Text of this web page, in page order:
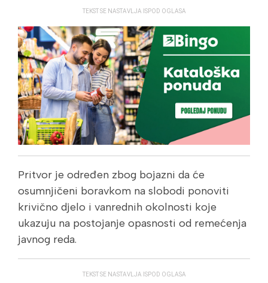
TEKST SE NASTAVLJA ISPOD OGLASA
Pritvor je određen zbog bojazni da će
osumnjičeni boravkom na slobodi ponoviti
krivično djelo i vanrednih okolnosti koje
ukazuju na postojanje opasnosti od remećenja
javnog reda.
TEKST SE NASTAVLJA ISPOD OGLASA